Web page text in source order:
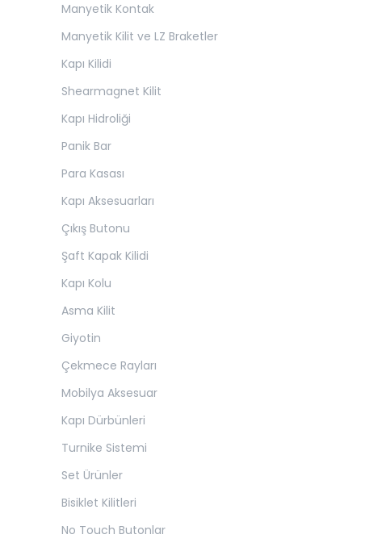
Manyetik Kontak
Manyetik Kilit ve LZ Braketler
Kapı Kilidi
Shearmagnet Kilit
Kapı Hidroliği
Panik Bar
Para Kasası
Kapı Aksesuarları
Çıkış Butonu
Şaft Kapak Kilidi
Kapı Kolu
Asma Kilit
Giyotin
Çekmece Rayları
Mobilya Aksesuar
Kapı Dürbünleri
Turnike Sistemi
Set Ürünler
Bisiklet Kilitleri
No Touch Butonlar